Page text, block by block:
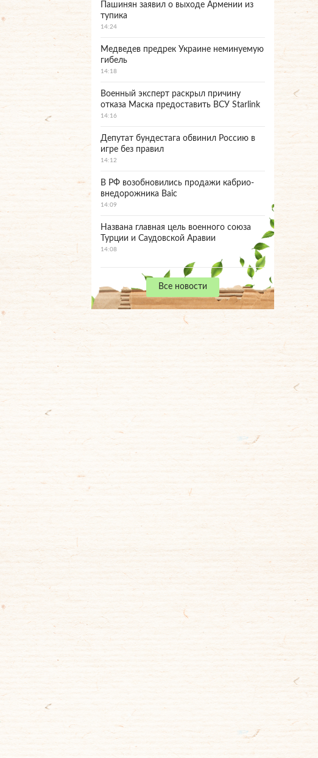
Пашинян заявил о выходе Армении из
тупика
14:24
Медведев предрек Украине неминуемую
гибель
14:18
Военный эксперт раскрыл причину
отказа Маска предоставить ВСУ Starlink
14:16
Депутат бундестага обвинил Россию в
игре без правил
14:12
В РФ возобновились продажи кабрио-
внедорожника Baic
14:09
Названа главная цель военного союза
Турции и Саудовской Аравии
14:08
Все новости